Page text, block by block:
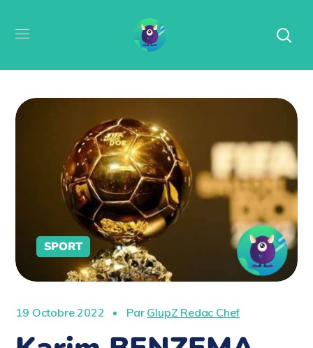
SPORT
19 Octobre 2022 Par GlupZ Redac Chef